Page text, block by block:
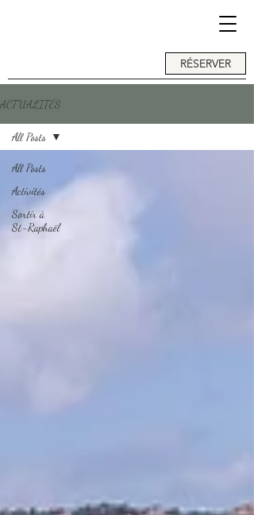
RÉSERVER
ACTUALITÉS
All Posts
Activités
Sortir à
St-Raphaël
All Posts